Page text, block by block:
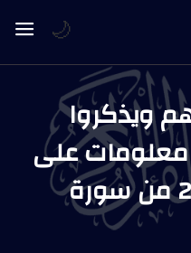
ويذكروا
معلومات على
ما رزقهم | الآية 28 من سورة
🌙